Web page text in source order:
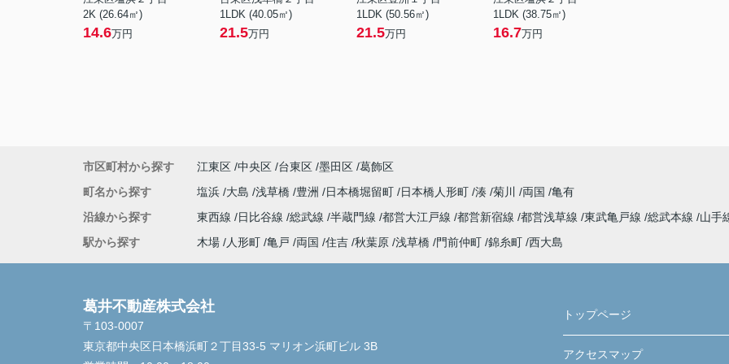
2K (26.64㎡)
14.6万円
1LDK (40.05㎡)
21.5万円
1LDK (50.56㎡)
21.5万円
1LDK (38.75㎡)
16.7万円
市区町村から探す 江東区 中央区 台東区 墨田区 葛飾区
町名から探す
塩浜 大島 浅草橋 豊洲 日本橋堀留町 日本橋人形町 湊 菊川 両国
亀有
沿線から探す
東西線 日比谷線 総武線 半蔵門線 都営大江戸線 都営新宿線 都営浅草線 東武亀戸線 総武本線
山手
駅から探す
木場 人形町 亀戸 両国 住吉 秋葉原 浅草橋 門前仲町 錦糸町 西大島
葛井不動産株式会社
〒103-0007
東京都中央区日本橋浜町２丁目33-5 マリオン浜町ビル 3B
トップページ
アクセスマップ